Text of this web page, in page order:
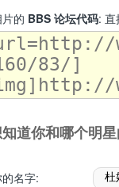
的 BBS 论坛代码: 直
道你和哪个明
名字: